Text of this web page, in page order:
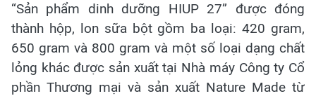
“Sản phẩm dinh dưỡng HIUP 27” được đóng
thành hộp, lon sữa bột gồm ba loại: 420 gram,
650 gram và 800 gram và một số loại dạng chất
lỏng khác được sản xuất tại Nhà máy Công ty Cổ
phần Thương mại và sản xuất Nature Made từ